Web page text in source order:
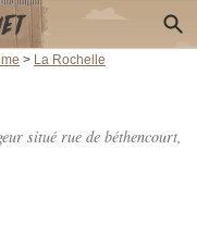
> La Rochelle
situé rue de béthencourt,